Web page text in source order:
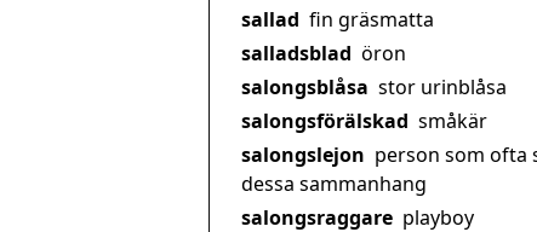
sallad fin gräsmatta
salladsblad öron
salongsblåsa stor urinblåsa
salongsförälskad småkär
salongslejon person som ofta
dessa sammanhang
salongsraggare playboy